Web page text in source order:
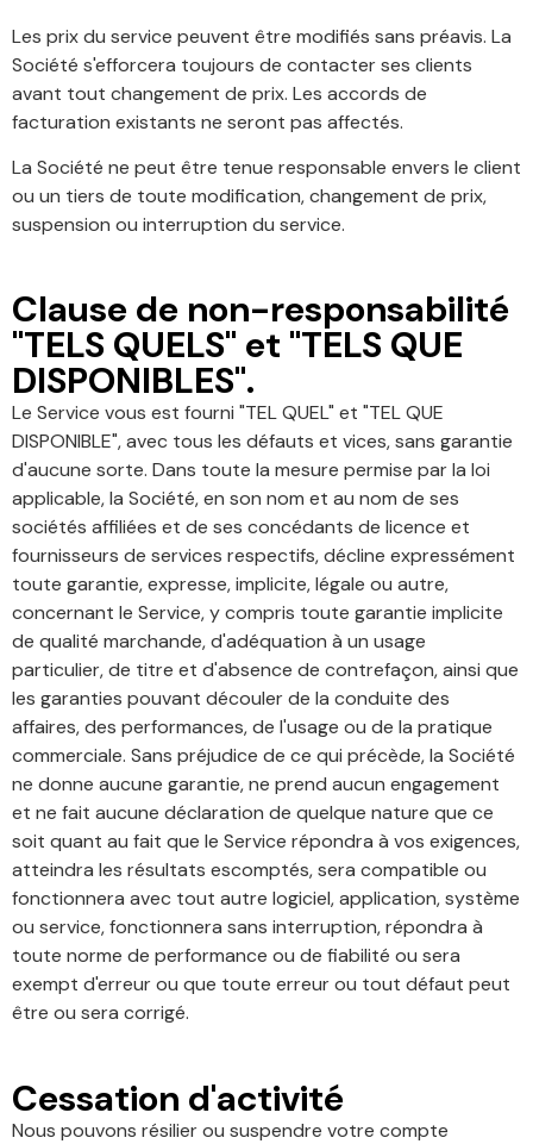
Les prix du service peuvent être modifiés sans préavis. La
Société s'efforcera toujours de contacter ses clients
avant tout changement de prix. Les accords de
facturation existants ne seront pas affectés.
La Société ne peut être tenue responsable envers le client
ou un tiers de toute modification, changement de prix,
suspension ou interruption du service.
Clause de non-responsabilité
"TELS QUELS" et "TELS QUE
DISPONIBLES".
Le Service vous est fourni "TEL QUEL" et "TEL QUE
DISPONIBLE", avec tous les défauts et vices, sans garantie
d'aucune sorte. Dans toute la mesure permise par la loi
applicable, la Société, en son nom et au nom de ses
sociétés affiliées et de ses concédants de licence et
fournisseurs de services respectifs, décline expressément
toute garantie, expresse, implicite, légale ou autre,
concernant le Service, y compris toute garantie implicite
de qualité marchande, d'adéquation à un usage
particulier, de titre et d'absence de contrefaçon, ainsi que
les garanties pouvant découler de la conduite des
affaires, des performances, de l'usage ou de la pratique
commerciale. Sans préjudice de ce qui précède, la Société
ne donne aucune garantie, ne prend aucun engagement
et ne fait aucune déclaration de quelque nature que ce
soit quant au fait que le Service répondra à vos exigences,
atteindra les résultats escomptés, sera compatible ou
fonctionnera avec tout autre logiciel, application, système
ou service, fonctionnera sans interruption, répondra à
toute norme de performance ou de fiabilité ou sera
exempt d'erreur ou que toute erreur ou tout défaut peut
être ou sera corrigé.
Cessation d'activité
Nous pouvons résilier ou suspendre votre compte